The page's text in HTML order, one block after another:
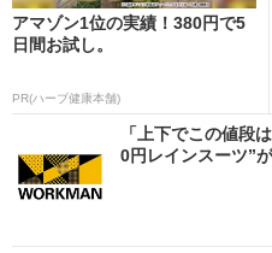
アマゾン1位の実績！380円で5
日間お試し。
PR(ハーブ健康本舗)
「上下でこの値段
0円レインスーツ”